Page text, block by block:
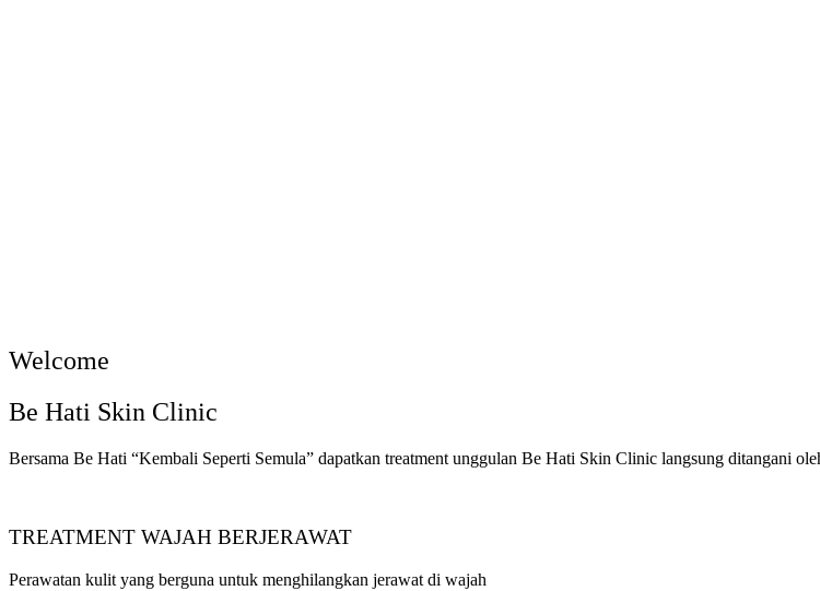
Welcome
Be Hati Skin Clinic
Bersama Be Hati “Kembali Seperti Semula” dapatkan treatment unggulan Be Hati Skin Clinic langsung ditangani
TREATMENT WAJAH BERJERAWAT
Perawatan kulit yang berguna untuk menghilangkan jerawat di wajah